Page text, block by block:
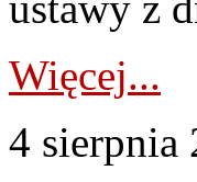
Więcej...
4 sierpnia